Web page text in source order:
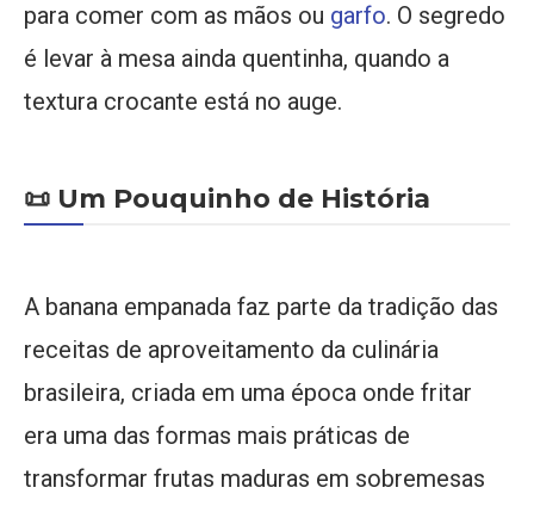
para comer com as mãos ou garfo. O segredo
é levar à mesa ainda quentinha, quando a
textura crocante está no auge.
📜 Um Pouquinho de História
A banana empanada faz parte da tradição das
receitas de aproveitamento da culinária
brasileira, criada em uma época onde fritar
era uma das formas mais práticas de
transformar frutas maduras em sobremesas